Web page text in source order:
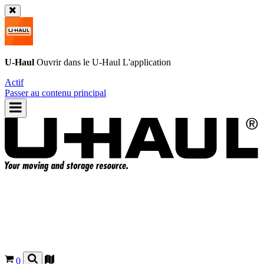
U-Haul Ouvrir dans le U-Haul L'application
Actif
Passer au contenu principal
0